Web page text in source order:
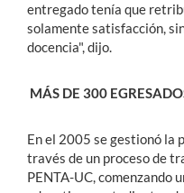
entregado tenía que
solamente satisfacción,
docencia", dijo.
MÁS DE 300
En el 2005 se gestionó la
través de un proceso de
PENTA-UC, comenzando